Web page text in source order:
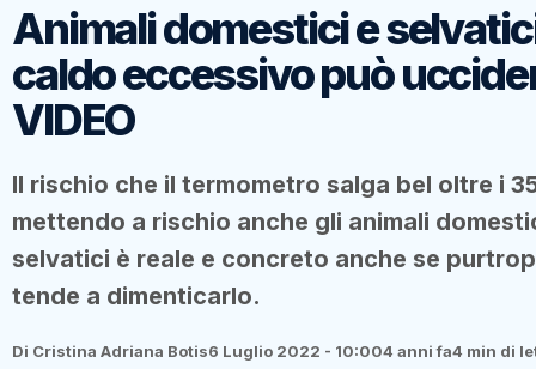
Animali domestici e
caldo eccessivo può
VIDEO
Il rischio che il termometro salga bel oltre i
mettendo a rischio anche gli animali
selvatici è reale e concreto anche se
tende a dimenticarlo.
Di Cristina Adriana Botis6 Luglio 2022 - 10:004 anni fa4 min di